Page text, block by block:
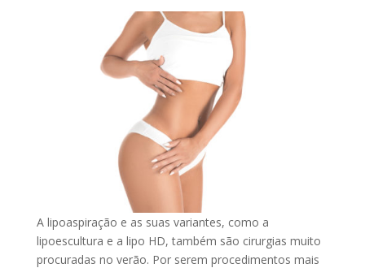
A lipoaspiração e as suas variantes, como a
lipoescultura e a lipo HD, também são cirurgias muito
procuradas no verão. Por serem procedimentos mais